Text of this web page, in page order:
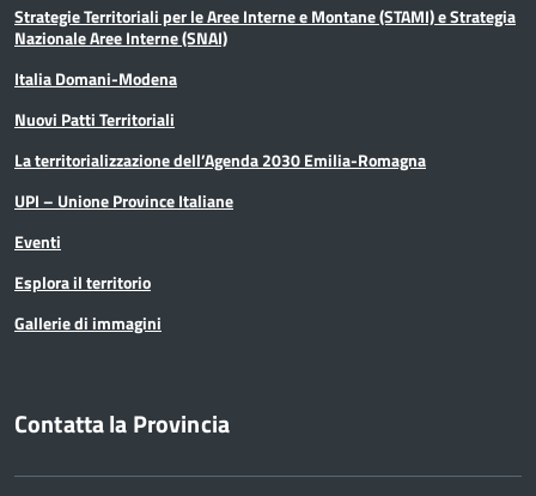
Strategie Territoriali per le Aree Interne e Montane (STAMI) e Strategia
Nazionale Aree Interne (SNAI)
Italia Domani-Modena
Nuovi Patti Territoriali
La territorializzazione dell’Agenda 2030 Emilia-Romagna
UPI – Unione Province Italiane
Eventi
Esplora il territorio
Gallerie di immagini
Contatta la Provincia